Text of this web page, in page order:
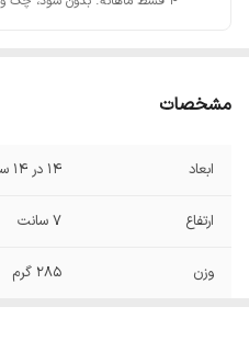
مشخصات
ابعاد 14 در 14 سانت
ارتفاع 7 سانت
وزن 285 گرم